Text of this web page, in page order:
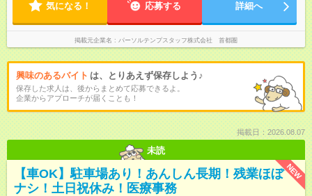
気になる！ 応募する 詳細へ
掲載元企業名 パーソルテンプスタッフ株式会社 首都圏
興味のあるバイト は、とりあえず保存しよう♪
保存した求人は、後からまとめて応募できるよ。
企業からアプローチが届くことも！
掲載日：2026.08.07
未読
NEW
【車OK】駐車場あり！あんしん長期！残業ほぼ
ナシ！土日祝休み！医療事務